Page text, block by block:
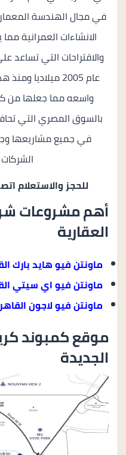
في مجال الهندسة
الانشاءات العمرانية
والاقتراحات التي
عام 2005
واسعه مما جعلها من
بالسوق المصري التي
في جميع مشاريعها
للحجز والاستعلام
أهم مشروعات
العقارية
ماونتن فيو هايد بارك
ماونتن فيو اي سيتي
ماونتن فيو لاجون
موقع كمبوند
الجديدة